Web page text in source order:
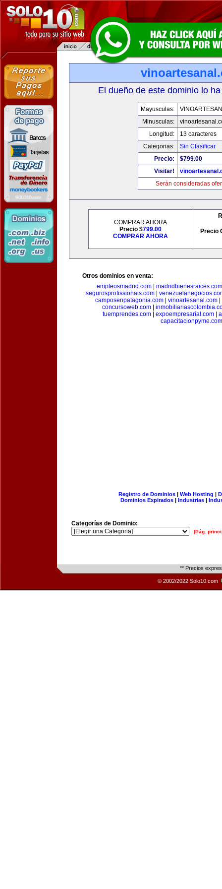
El dueño de este dominio lo
Mayusculas:
Minusculas:
Longitud:
13 caracteres
Categorias:
Sin Clasificar
Precio:
$799.00
Visitar!
Serán consideradas
COMPRAR AHORA
Precio $799.00
COMPRAR AHORA
Precio
Otros dominios en venta:
empleosmadrid.com
madridbienesraices.com
segurosprofissionais.com
camposenpatagonia.com| vinoartesanal.com|
concursoweb.com
tuemprendes.com
expoempresarial.com
capacitacionpyme.com
Registro de Dominios| Web Hosting |
Dominios Expirados | Industrias |
Categorías de Dominio:
[Pág.
** Precios
© 2002/2022 Solo10.com